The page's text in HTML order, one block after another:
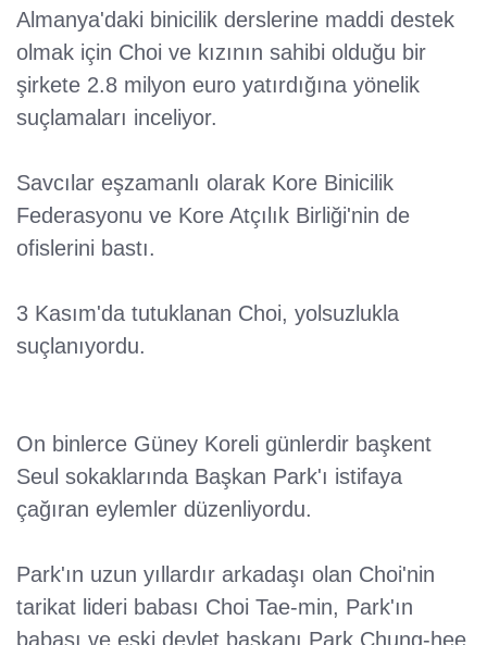
Almanya'daki binicilik derslerine maddi destek
olmak için Choi ve kızının sahibi olduğu bir
şirkete 2.8 milyon euro yatırdığına yönelik
suçlamaları inceliyor.
Savcılar eşzamanlı olarak Kore Binicilik
Federasyonu ve Kore Atçılık Birliği'nin de
ofislerini bastı.
3 Kasım'da tutuklanan Choi, yolsuzlukla
suçlanıyordu.
On binlerce Güney Koreli günlerdir başkent
Seul sokaklarında Başkan Park'ı istifaya
çağıran eylemler düzenliyordu.
Park'ın uzun yıllardır arkadaşı olan Choi'nin
tarikat lideri babası Choi Tae-min, Park'ın
babası ve eski devlet başkanı Park Chung-hee